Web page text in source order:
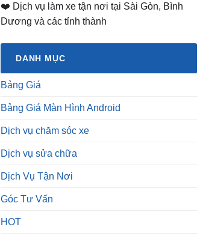
❤️ Dịch vụ làm xe tận nơi tại Sài Gòn, Bình
Dương và các tỉnh thành
DANH MỤC
Bảng Giá
Bảng Giá Màn Hình Android
Dịch vụ chăm sóc xe
Dịch vụ sửa chữa
Dịch Vụ Tận Nơi
Góc Tư Vấn
HOT